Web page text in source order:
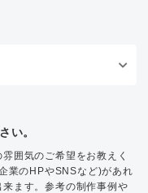
い。
囲気のご希望をお教えく
業のHPやSNSなど)があれ
ます。参考の制作事例や